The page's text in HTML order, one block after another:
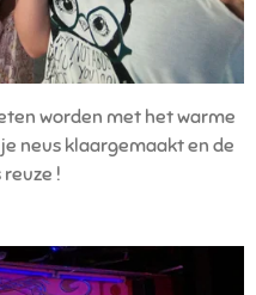
worden met het warme
neus klaargemaakt en de
reuze !